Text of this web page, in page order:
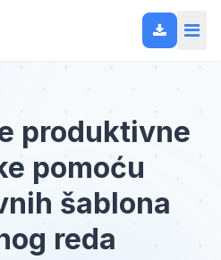
produktivne
pomoću
šablona
reda